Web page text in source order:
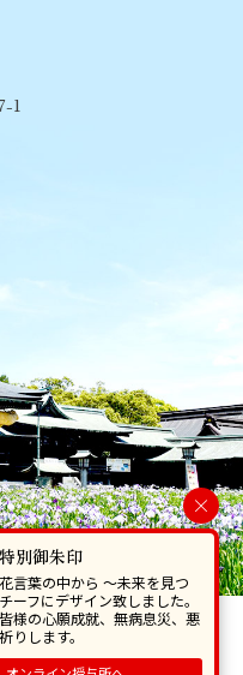
1
無断で転写･複製することを
×
別御朱印
言葉の中から 〜未来を見つ
ーフにデザイン致しました。
様の心願成就、無病息災、悪
りします。